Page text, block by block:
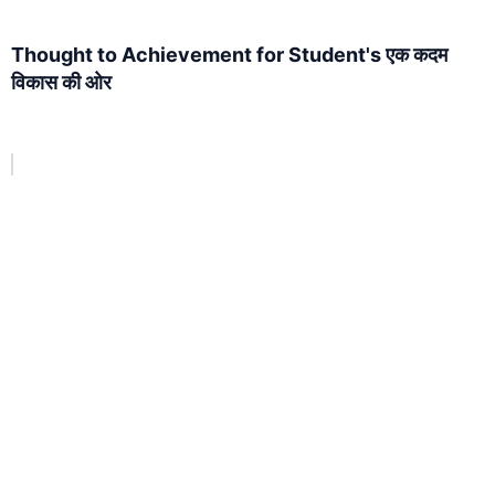
Thought to Achievement for Student's एक कदम
विकास की ओर